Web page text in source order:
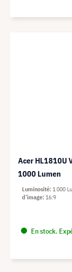
Acer HL1810U
1000 Lumen
En stock.
Luminosité 1 000
d’image 16:9